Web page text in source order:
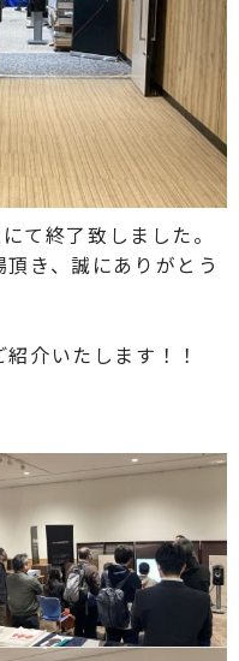
て終了致しました。
き、誠にありがとう
介いたします！！